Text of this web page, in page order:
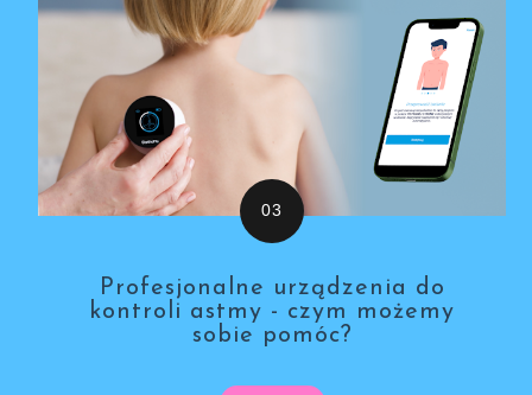
Profesjonalne urządzenia do
kontroli astmy - czym możemy
sobie pomóc?